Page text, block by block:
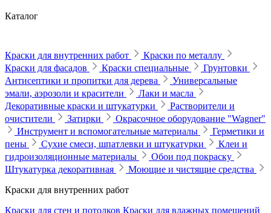
Каталог
Краски для внутренних работ
Краски по металлу
Краски для фасадов
Краски специальные
Грунтовки
Антисептики и пропитки для дерева
Универсальные
эмали, аэрозоли и красители
Лаки и масла
Декоративные краски и штукатурки
Растворители и
очистители
Затирки
Окрасочное оборудование "Wagner"
Инструмент и вспомогательные материалы
Герметики и
пены
Сухие смеси, шпатлевки и штукатурки
Клеи и
гидроизоляционные материалы
Обои под покраску
Штукатурка декоративная
Моющие и чистящие средства
Краски для внутренних работ
Краски для стен и потолков Краски для влажных помещений